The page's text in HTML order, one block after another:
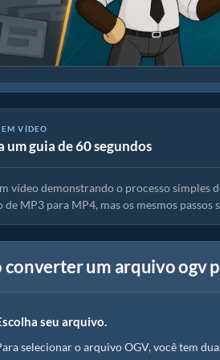
VÍDEO
um guia de 60 segundos
arquivos de mídia
vídeo demonstrando o processo simples
de MP3 para MP4, mas os mesmos
converter um arquivo ogv
seu arquivo.
selecionar o arquivo OGV, você tem